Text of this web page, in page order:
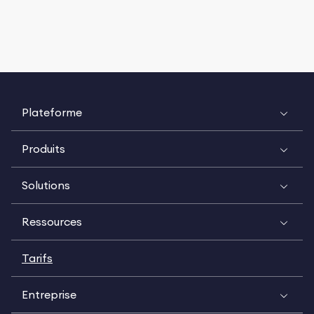
Plateforme
Produits
Solutions
Ressources
Tarifs
Entreprise